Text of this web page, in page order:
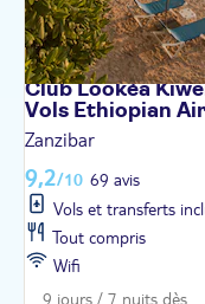
Club Lookéa
Vols Ethiopian
Zanzibar
9,2/10 69 avis
Vols et transferts
Tout compris
Wifi
9 jours / 7 nuits dès